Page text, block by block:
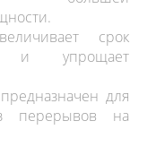
срок
и упрощает
для
перерывов на